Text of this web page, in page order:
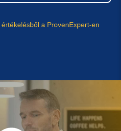
a ProvenExpert-en